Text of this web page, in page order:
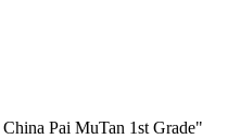
Pai MuTan 1st Grade"